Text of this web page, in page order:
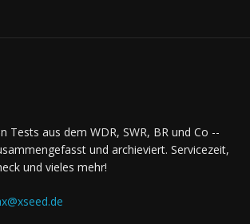
Tests aus dem WDR, SWR, BR und Co --
und archieviert. Servicezeit,
und vieles mehr!